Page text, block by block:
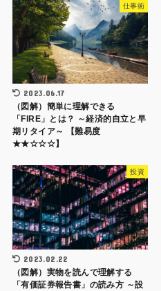
仕事術
2023.06.17
（図解）簡単に理解できる
「FIRE」とは？ ～経済的自立と早
期リタイア～ 【難易度
★★☆☆☆】
投資
2023.02.22
（図解）実物を読んで理解する
「有価証券報告書」の読み方 ～設